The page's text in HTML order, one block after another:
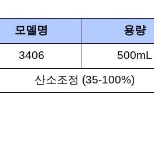
모델명 용량
3406
500mL
산소조정 (35-100%)